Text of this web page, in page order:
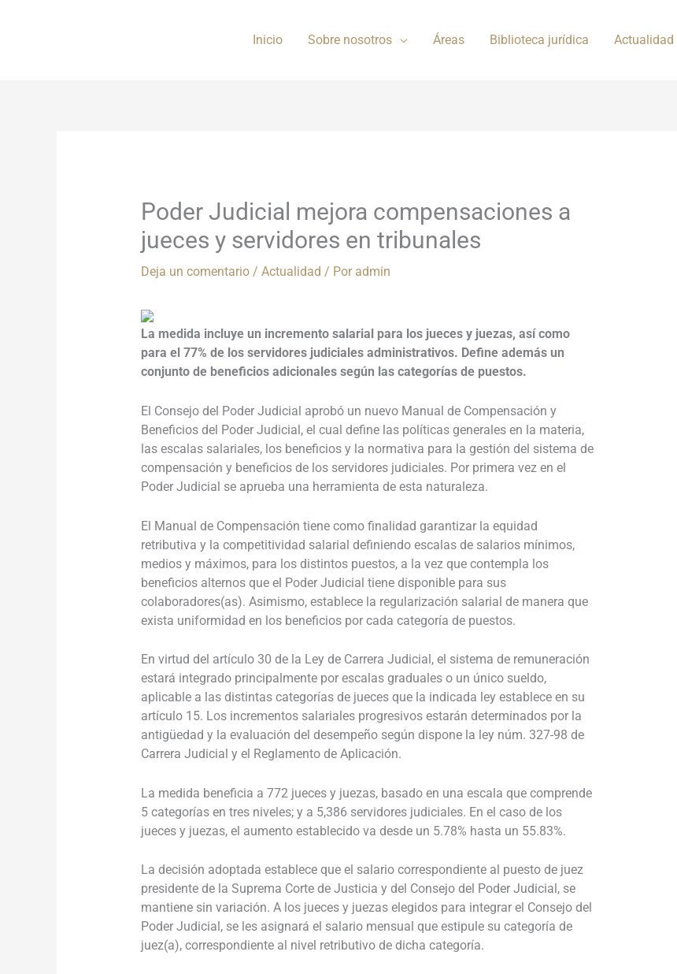
Inicio Sobre nosotros Áreas Biblioteca jurídica Actualidad
Poder Judicial mejora compensaciones a
jueces y servidores en tribunales
Deja un comentario / Actualidad / Por admin
La medida incluye un incremento salarial para los jueces y juezas, así como
para el 77% de los servidores judiciales administrativos. Define además un
conjunto de beneficios adicionales según las categorías de puestos.
El Consejo del Poder Judicial aprobó un nuevo Manual de Compensación y
Beneficios del Poder Judicial, el cual define las políticas generales en la materia,
las escalas salariales, los beneficios y la normativa para la gestión del sistema de
compensación y beneficios de los servidores judiciales. Por primera vez en el
Poder Judicial se aprueba una herramienta de esta naturaleza.
El Manual de Compensación tiene como finalidad garantizar la equidad
retributiva y la competitividad salarial definiendo escalas de salarios mínimos,
medios y máximos, para los distintos puestos, a la vez que contempla los
beneficios alternos que el Poder Judicial tiene disponible para sus
colaboradores(as). Asimismo, establece la regularización salarial de manera que
exista uniformidad en los beneficios por cada categoría de puestos.
En virtud del artículo 30 de la Ley de Carrera Judicial, el sistema de remuneración
estará integrado principalmente por escalas graduales o un único sueldo,
aplicable a las distintas categorías de jueces que la indicada ley establece en su
artículo 15. Los incrementos salariales progresivos estarán determinados por la
antigüedad y la evaluación del desempeño según dispone la ley núm. 327-98 de
Carrera Judicial y el Reglamento de Aplicación.
La medida beneficia a 772 jueces y juezas, basado en una escala que comprende
5 categorías en tres niveles; y a 5,386 servidores judiciales. En el caso de los
jueces y juezas, el aumento establecido va desde un 5.78% hasta un 55.83%.
La decisión adoptada establece que el salario correspondiente al puesto de juez
presidente de la Suprema Corte de Justicia y del Consejo del Poder Judicial, se
mantiene sin variación. Alos jueces y juezas elegidos para integrar el Consejo del
Poder Judicial, se les asignará el salario mensual que estipule su categoría de
juez(a), correspondiente al nivel retributivo de dicha categoría.